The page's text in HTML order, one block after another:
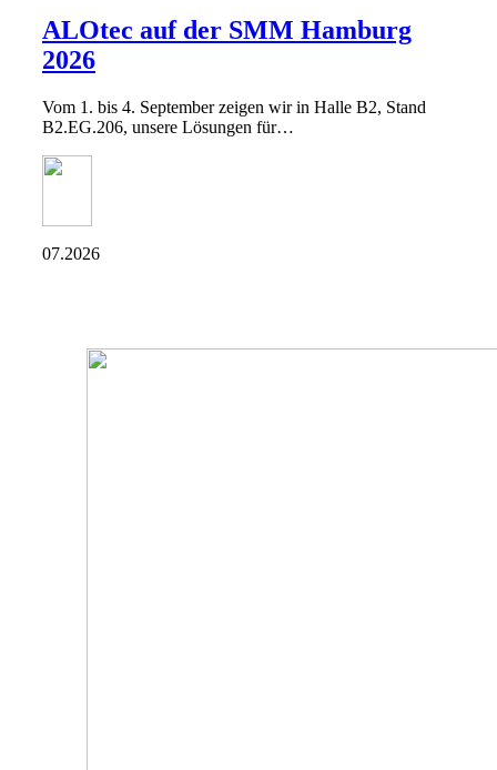
ALOtec auf der SMM Hamburg
2026
Vom 1. bis 4. September zeigen wir in Halle B2, Stand
B2.EG.206, unsere Lösungen für…
07.2026